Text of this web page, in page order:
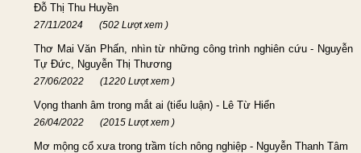
Đỗ Thị Thu Huyền
27/11/2024 (502 Lượt xem )
Thơ Mai Văn Phấn, nhìn từ những công trình nghiên cứu - Nguyễn
Tự Đức, Nguyễn Thị Thương
27/06/2022 (1220 Lượt xem )
Vọng thanh âm trong mắt ai (tiểu luận) - Lê Từ Hiển
26/04/2022 (2015 Lượt xem )
Mơ mộng cổ xưa trong trầm tích nông nghiệp - Nguyễn Thanh Tâm